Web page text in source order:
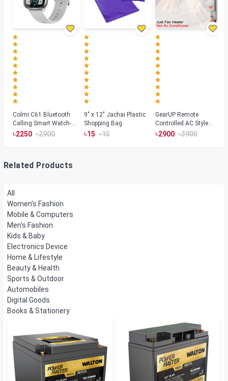
Colmi C61 Bluetooth
Calling Smart Watch-
Silver Color
৳2250 ৳2900
9" x 12" Jachai Plastic
Shopping Bag
৳15 ৳15
GearUP Remote
Controlled AC Style
Room Heater 1800
৳2900 ৳3900
Related Products
All
Women's Fashion
Mobile & Computers
Men's Fashion
Kids & Baby
Electronics Device
Home & Lifestyle
Beauty & Health
Sports & Outdoor
Automobiles
Digital Goods
Books & Stationery